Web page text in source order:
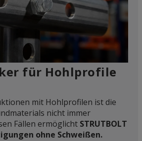
für Hohlprofile
mit Hohlprofilen ist die
nicht immer
Fällen ermöglicht STRUTBOLT
ohne Schweißen.